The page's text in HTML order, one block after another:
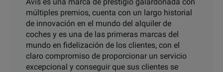
múltiples premios, cuenta con un largo historial
de innovación en el mundo del alquiler de
coches y es una de las primeras marcas del
mundo en fidelización de los clientes, con el
claro compromiso de proporcionar un servicio
excepcional y conseguir que sus clientes se